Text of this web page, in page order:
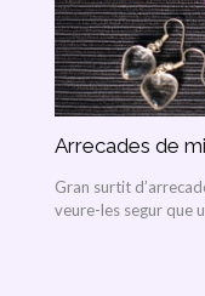
Arrecades de
Gran surtit
veure-les segur que